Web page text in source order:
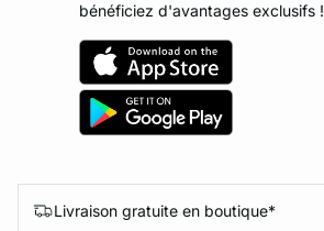
bénéficiez d'avantages exclusifs !
Livraison gratuite en boutique*